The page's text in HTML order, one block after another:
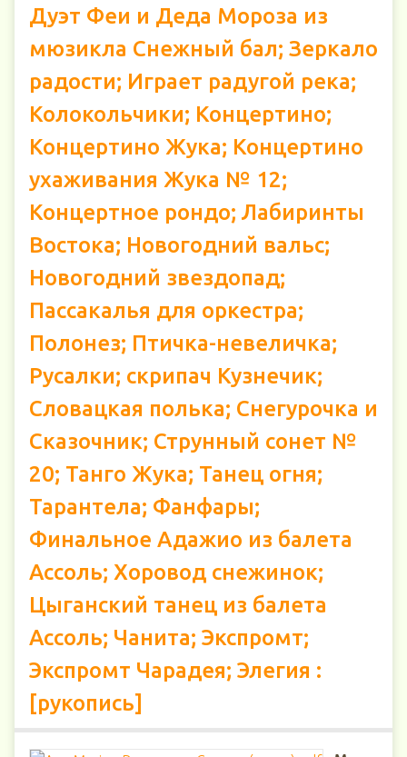
Дуэт Феи и Деда Мороза из
мюзикла Снежный бал; Зеркало
радости; Играет радугой река;
Колокольчики; Концертино;
Концертино Жука; Концертино
ухаживания Жука № 12;
Концертное рондо; Лабиринты
Востока; Новогодний вальс;
Новогодний звездопад;
Пассакалья для оркестра;
Полонез; Птичка-невеличка;
Русалки; скрипач Кузнечик;
Словацкая полька; Снегурочка и
Сказочник; Струнный сонет №
20; Танго Жука; Танец огня;
Тарантела; Фанфары;
Финальное Адажио из балета
Ассоль; Хоровод снежинок;
Цыганский танец из балета
Ассоль; Чанита; Экспромт;
Экспромт Чарадея; Элегия :
[рукопись]